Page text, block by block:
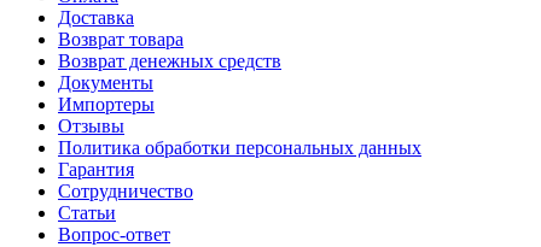
Доставка
Возврат товара
Возврат денежных средств
Документы
Импортеры
Отзывы
Политика обработки персональных данных
Гарантия
Сотрудничество
Статьи
Вопрос-ответ